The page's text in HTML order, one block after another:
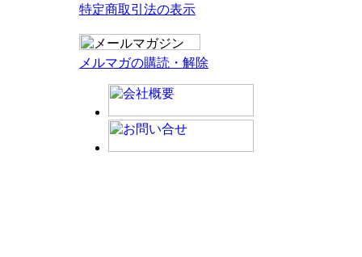
特定商取引法の表示
メルマガの購読・解除